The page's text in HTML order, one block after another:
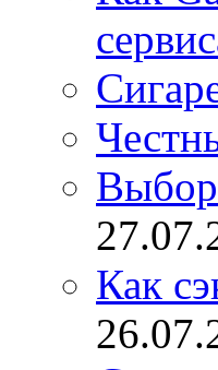
Как